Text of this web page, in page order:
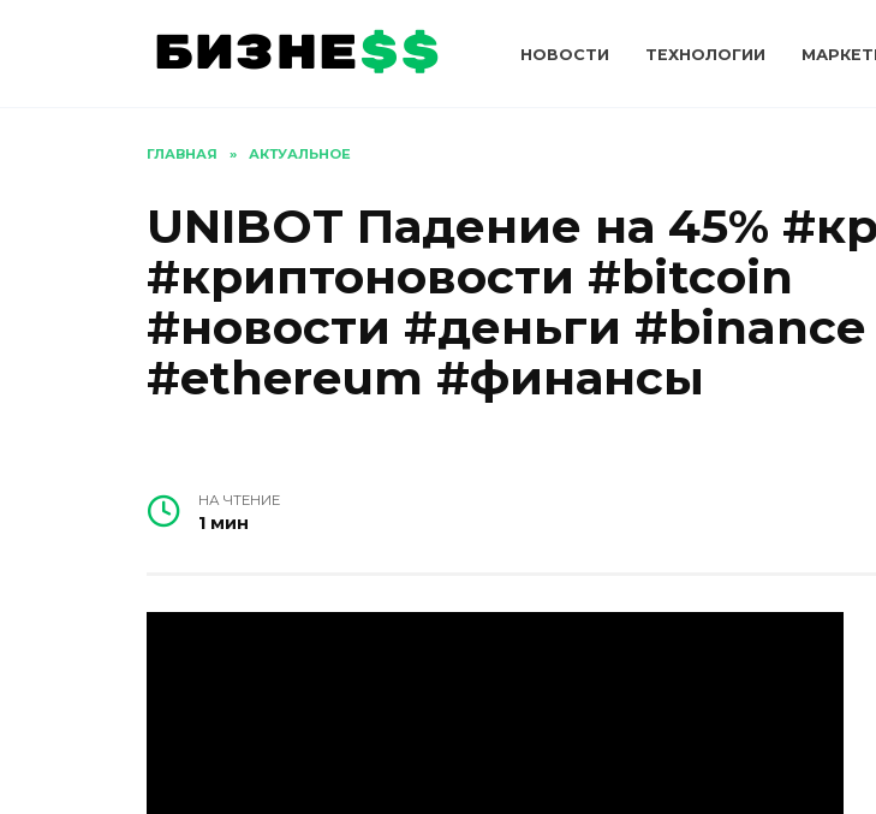
НОВОСТИ ТЕХНОЛОГИИ
ГЛАВНАЯ » АКТУАЛЬНОЕ
UNIBOT Падение на 45%
#криптоновости #bitcoin
#новости #деньги #binance
#ethereum #финансы
НА ЧТЕНИЕ
1 мин